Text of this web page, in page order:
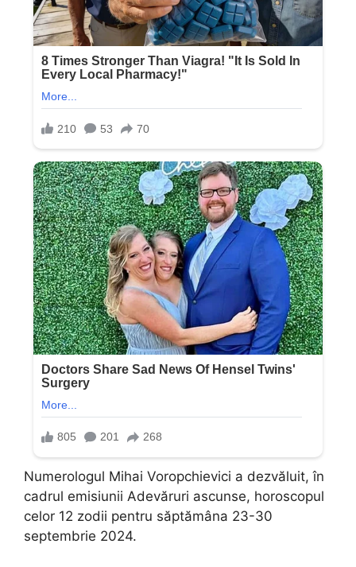
Numerologul Mihai Voropchievici a dezvăluit, în
cadrul emisiunii Adevăruri ascunse, horoscopul
celor 12 zodii pentru săptămâna 23-30
septembrie 2024.